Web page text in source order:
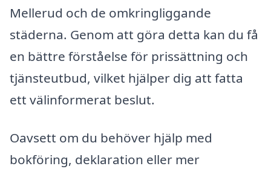
Mellerud och de omkringliggande
städerna. Genom att göra detta kan du få
en bättre förståelse för prissättning och
tjänsteutbud, vilket hjälper dig att fatta
ett välinformerat beslut.
Oavsett om du behöver hjälp med
bokföring, deklaration eller mer